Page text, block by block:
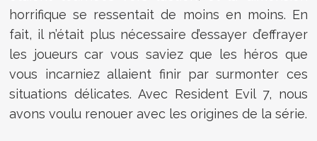
horrifique se ressentait de moins en moins. En
fait, il n’était plus nécessaire d’essayer d’effrayer
les joueurs car vous saviez que les héros que
vous incarniez allaient finir par surmonter ces
situations délicates. Avec Resident Evil 7, nous
avons voulu renouer avec les origines de la série.